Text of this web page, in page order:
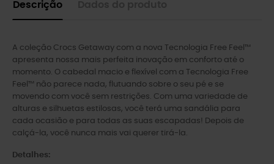
Descrição
A coleção Crocs Getaway com a nova Tecnologia Free Feel™
apresenta nossa mais perfeita inovação em conforto até o
momento. O cabedal macio e flexível com a Tecnologia Free
Feel™ não parece nada, flutuando sobre o seu pé e se
movendo com você sem restrições. Com uma variedade de
alturas e silhuetas estilosas, você terá uma sandália para
cada ocasião e para todas as suas escapadas! Depois de
calçá-la, você nunca mais vai querer tirá-la.
Detalhes: